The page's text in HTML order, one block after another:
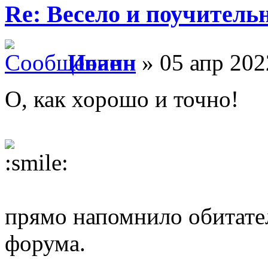
Re: Весело и
Иоанн » 05 апр
О, как хорошо и точно!
прямо напомнило
форума.